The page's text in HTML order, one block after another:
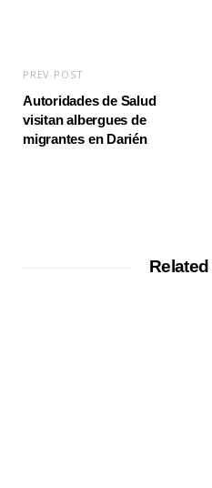
PREV POST
Autoridades de Salud
visitan albergues de
migrantes en Darién